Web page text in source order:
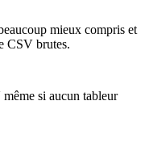
mieux compris et
CSV brutes.
si aucun tableur